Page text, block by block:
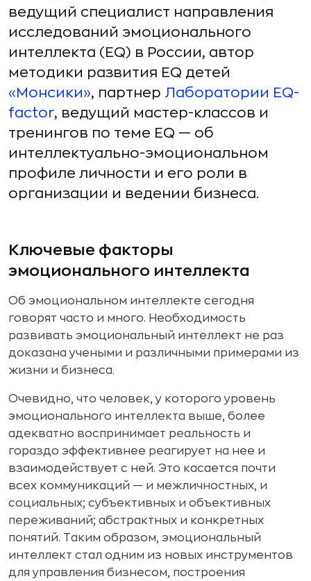
ведущий специалист направления
исследований эмоционального
интеллекта (EQ) в России, автор
методики развития EQ детей
«Монсики», партнер Лаборатории EQ-
factor, ведущий мастер-классов и
тренингов по теме EQ — об
интеллектуально-эмоциональном
профиле личности и его роли в
организации и ведении бизнеса.
Ключевые факторы
эмоционального интеллекта
Об эмоциональном интеллекте сегодня
говорят часто и много. Необходимость
развивать эмоциональный интеллект не раз
доказана учеными и различными примерами из
жизни и бизнеса.
Очевидно, что человек, у которого уровень
эмоционального интеллекта выше, более
адекватно воспринимает реальность и
гораздо эффективнее реагирует на нее и
взаимодействует с ней. Это касается почти
всех коммуникаций — и межличностных, и
социальных; субъективных и объективных
переживаний; абстрактных и конкретных
понятий. Таким образом, эмоциональный
интеллект стал одним из новых инструментов
для управления бизнесом, построения